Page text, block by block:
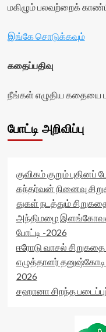
மகிழும் பலவற்றைக்
இங்கே சொடுக்கவும்
கதைப்பதிவு
நீங்கள் எழுதிய கதையை
போட்டி அறிவிப்பு
குவிகம் குறும் புதினப்
கந்தர்வன் நினைவு
துகள் நடத்தும்
அந்திமழை
போட்டி -2026
ஈரோடு வாசல் சிறுகதை
எழுத்தாளர் தனுஷ்கோடி
2026
சஹானா சிறந்த